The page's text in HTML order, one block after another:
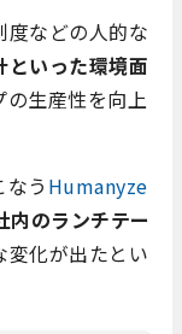
度などの人的な
といった環境面
生産性を向上
う Humanyze
内のランチテー
変化が出たとい